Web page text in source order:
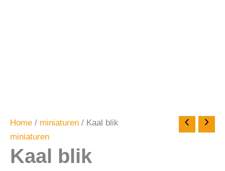
Home / miniaturen / Kaal blik
miniaturen
Kaal blik